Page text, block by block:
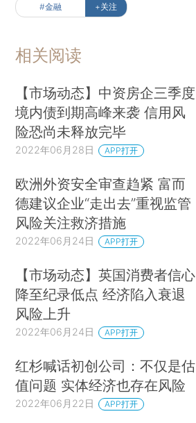
#金融 +关注
相关阅读
【市场动态】中资房企三季度
境内债到期高峰来袭 信用风
险恐尚未释放完毕
2022年06月28日 APP打开
欧洲外资安全审查趋紧 富而
德建议企业“走出去”重视监管
风险关注救济措施
2022年06月24日 APP打开
【市场动态】英国消费者信心
降至纪录低点 经济陷入衰退
风险上升
2022年06月24日 APP打开
红杉喊话初创公司：不仅是估
值问题 实体经济也存在风险
2022年06月22日 APP打开